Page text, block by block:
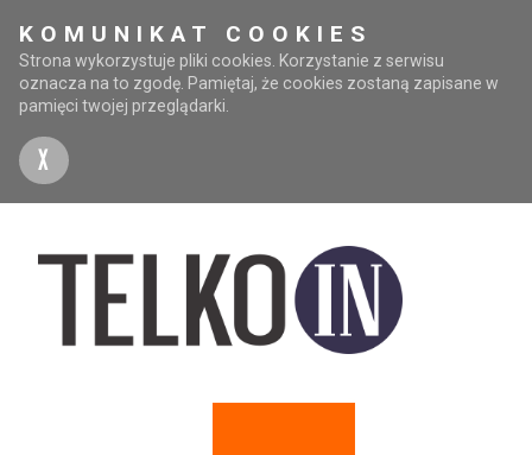
KOMUNIKAT COOKIES
Strona wykorzystuje pliki cookies. Korzystanie z serwisu
oznacza na to zgodę. Pamiętaj, że cookies zostaną zapisane w
pamięci twojej przeglądarki.
X